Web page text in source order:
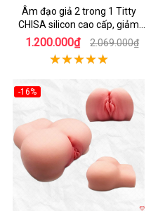
Âm đạo giả 2 trong 1 Titty
CHISA silicon cao cấp, giảm
stress
1.200.000₫ 2.069.000₫
-16%